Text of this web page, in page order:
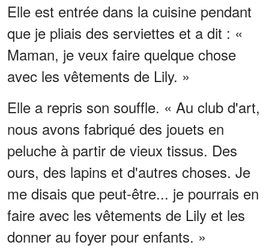
Elle est entrée dans la cuisine pendant
que je pliais des serviettes et a dit : «
Maman, je veux faire quelque chose
avec les vêtements de Lily. »
Elle a repris son souffle. « Au club d'art,
nous avons fabriqué des jouets en
peluche à partir de vieux tissus. Des
ours, des lapins et d'autres choses. Je
me disais que peut-être... je pourrais en
faire avec les vêtements de Lily et les
donner au foyer pour enfants. »